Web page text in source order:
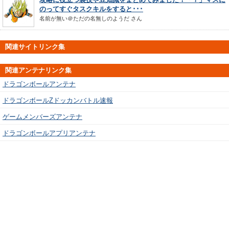
のってすぐタスクキルをすると･･･
名前が無い＠ただの名無しのようだ さん
関連サイトリンク集
関連アンテナリンク集
ドラゴンボールアンテナ
ドラゴンボールZドッカンバトル速報
ゲームメンバーズアンテナ
ドラゴンボールアプリアンテナ